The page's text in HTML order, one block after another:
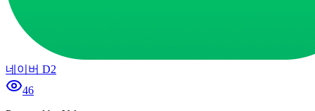
네이버 D2
46